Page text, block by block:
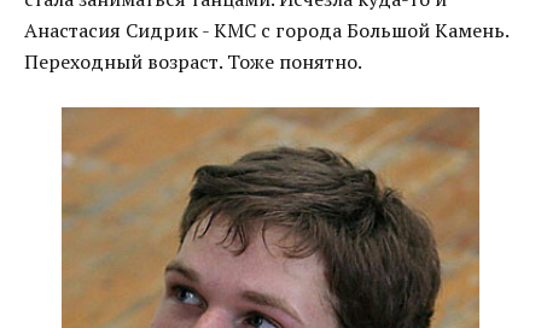
Анастасия Сидрик - КМС с города Большой Камень.
Переходный возраст. Тоже понятно.